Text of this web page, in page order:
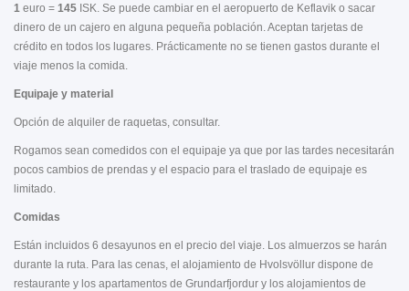
1 euro = 145 ISK. Se puede cambiar en el aeropuerto de Keflavik o sacar
dinero de un cajero en alguna pequeña población. Aceptan tarjetas de
crédito en todos los lugares. Prácticamente no se tienen gastos durante el
viaje menos la comida.
Equipaje y material
Opción de alquiler de raquetas, consultar.
Rogamos sean comedidos con el equipaje ya que por las tardes necesitarán
pocos cambios de prendas y el espacio para el traslado de equipaje es
limitado.
Comidas
Están incluidos 6 desayunos en el precio del viaje. Los almuerzos se harán
durante la ruta. Para las cenas, el alojamiento de Hvolsvöllur dispone de
restaurante y los apartamentos de Grundarfjordur y los alojamientos de